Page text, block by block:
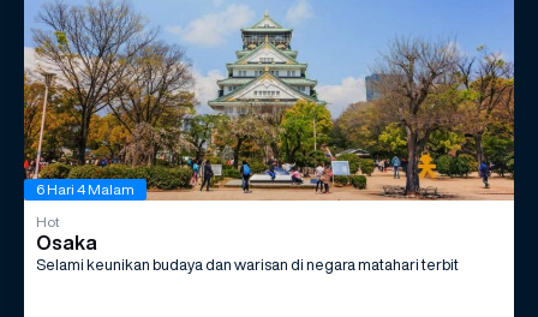
6 Hari 4 Malam
Hot
Osaka
Selami keunikan budaya dan warisan di negara matahari terbit